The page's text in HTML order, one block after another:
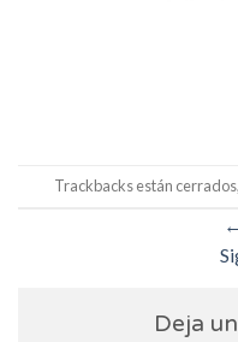
Trackbacks están
←
Deja